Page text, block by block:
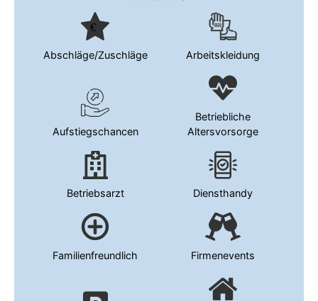
Abschläge/Zuschläge Arbeitskleidung
Aufstiegschancen
Betriebliche
Altersvorsorge
Betriebsarzt Diensthandy
Familienfreundlich Firmenevents